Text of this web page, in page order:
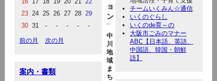
23 24 25 26 27 28 29
30 31 - - - - -
前の月 次の月
案内・書類
チームいくみん☆通信
いくのぐらし
いくのde育～の
大阪市ごみのマナー
ABC【日本語、英語、
中国語、韓国・朝鮮
語】
ョ
ン
中
川
地
域
ま
ち